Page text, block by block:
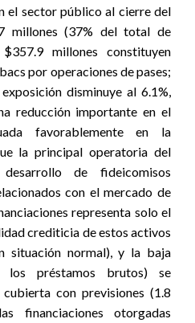
el sector público al cierre del
millones (37% del total de
millones constituyen
por operaciones de pases;
disminuye al 6.1%,
reducción importante en el
favorablemente en la
la principal operatoria del
de fideicomisos
con el mercado de
representa solo el
crediticia de estos activos
situación normal), y la baja
los préstamos brutos) se
con previsiones (1.8
financiaciones otorgadas